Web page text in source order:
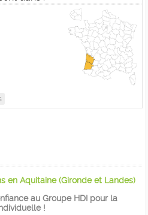
en Aquitaine (Gironde et Landes)
au Groupe HDI pour la
!